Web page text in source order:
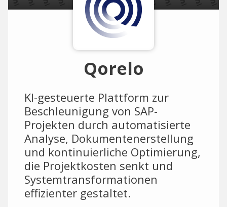
Qorelo
KI-gesteuerte Plattform zur
Beschleunigung von SAP-
Projekten durch automatisierte
Analyse, Dokumentenerstellung
und kontinuierliche Optimierung,
die Projektkosten senkt und
Systemtransformationen
effizienter gestaltet.